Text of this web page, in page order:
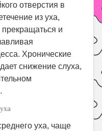
отверстия в
из уха,
и
Хронические
снижение слуха,
уха, чаще